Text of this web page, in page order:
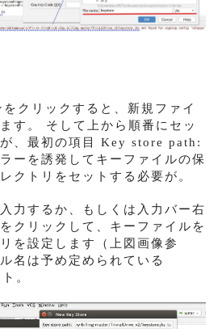
クリックすると、新規ファイ
す。 そして上から順番にセッ
が、最初の項目 Key store path:
ーを誘発してキーファイルの保
クトリをセットする必要が。
力するか、もしくは入力バー右
クリックして、キーファイルを
を設定します（上図画像参
名は予め定められている
。